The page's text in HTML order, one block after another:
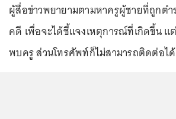
ผู้สื่อข่าวพยายามตามหาครูผู้ชายที่ถูกตำ
คดี เพื่อจะได้ชี้แจงเหตุการณ์ที่เกิดขึ้น
พบครู ส่วนโทรศัพท์ก็ไม่สามารถติดต่อได้